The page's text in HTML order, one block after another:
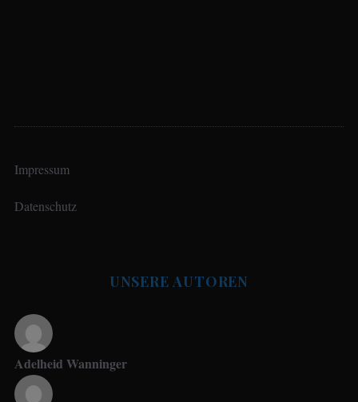
Impressum
Datenschutz
UNSERE AUTOREN
Adelheid Wanninger